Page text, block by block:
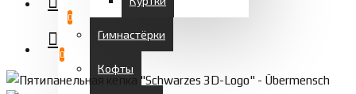
0
0
Гимнастёрки
Кофты